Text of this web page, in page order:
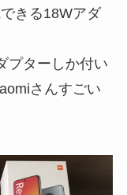
きる18Wアダ
プターしか付い
さんすごい